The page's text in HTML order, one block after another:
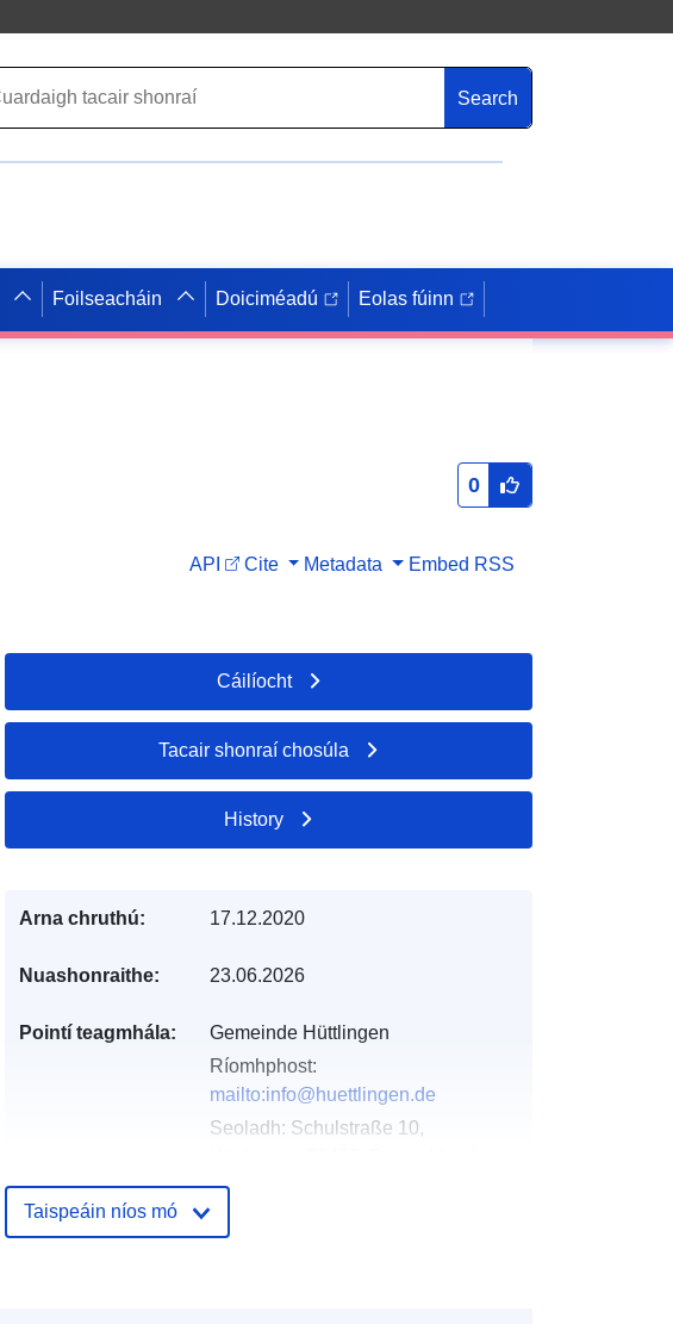
Search
Foilseacháin Doiciméadú Eolas fúinn
0
API Cite Metadata Embed RSS
Cáilíocht
Tacair shonraí chosúla
History
Arna chruthú: 17.12.2020
Nuashonraithe: 23.06.2026
Pointí teagmhála:
Gemeinde Hüttlingen
Ríomhphost:
mailto:info@huettlingen.de
Seoladh: Schulstraße 10,
URL:
Taispeáin níos mó